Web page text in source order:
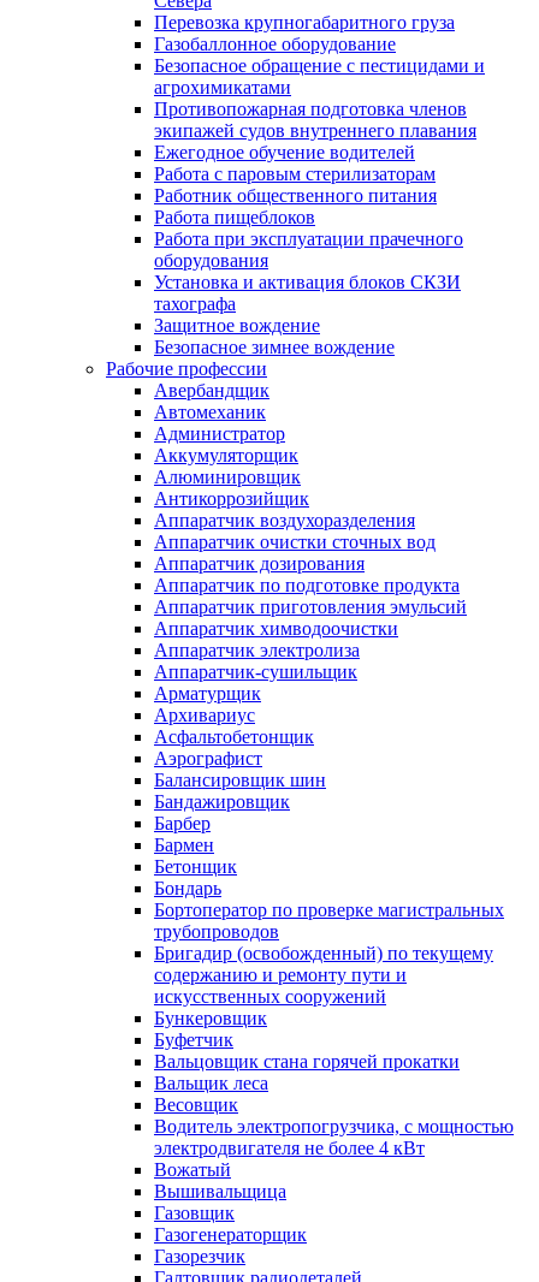
Перевозка крупногабаритного груза
Газобаллонное оборудование
Безопасное обращение с пестицидами и
агрохимикатами
Противопожарная подготовка членов
экипажей судов внутреннего плавания
Ежегодное обучение водителей
Работа с паровым стерилизаторам
Работник общественного питания
Работа пищеблоков
Работа при эксплуатации прачечного
оборудования
Установка и активация блоков СКЗИ
тахографа
Защитное вождение
Безопасное зимнее вождение
Рабочие профессии
Авербандщик
Автомеханик
Администратор
Аккумуляторщик
Алюминировщик
Антикоррозийщик
Аппаратчик воздухоразделения
Аппаратчик очистки сточных вод
Аппаратчик дозирования
Аппаратчик по подготовке продукта
Аппаратчик приготовления эмульсий
Аппаратчик химводоочистки
Аппаратчик электролиза
Аппаратчик-сушильщик
Арматурщик
Архивариус
Асфальтобетонщик
Аэрографист
Балансировщик шин
Бандажировщик
Барбер
Бармен
Бетонщик
Бондарь
Бортоператор по проверке магистральных
трубопроводов
Бригадир (освобожденный) по текущему
содержанию и ремонту пути и
искусственных сооружений
Бункеровщик
Буфетчик
Вальцовщик стана горячей прокатки
Вальщик леса
Весовщик
Водитель электропогрузчика, с мощностью
электродвигателя не более 4 кВт
Вожатый
Вышивальщица
Газовщик
Газогенераторщик
Газорезчик
Галтовщик радиодеталей